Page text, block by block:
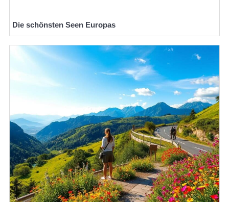
Die schönsten Seen Europas